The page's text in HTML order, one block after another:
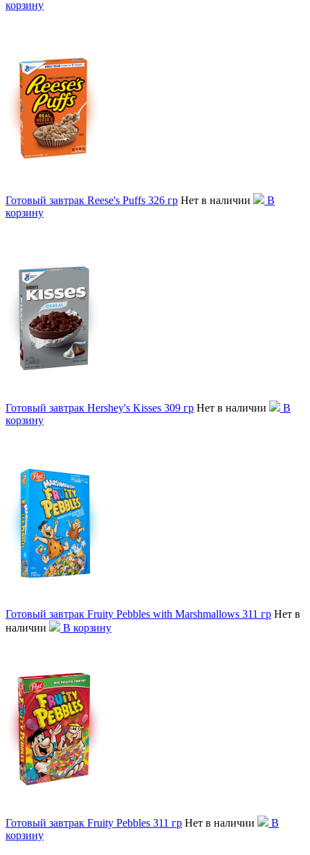
корзину
Готовый завтрак Reese's Puffs 326 гр Нет в наличии
В
корзину
Готовый завтрак Hershey's Kisses 309 гр Нет в наличии
В
корзину
Готовый завтрак Fruity Pebbles with Marshmallows 311 гр Нет в
наличии
В корзину
Готовый завтрак Fruity Pebbles 311 гр Нет в наличии
В
корзину